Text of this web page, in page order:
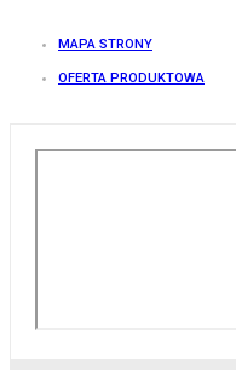
MAPA STRONY
OFERTA PRODUKTOWA